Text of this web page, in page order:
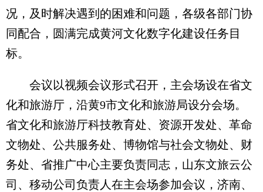
况，及时解决遇到的困难和问题，各级各部门协
同配合，圆满完成黄河文化数字化建设任务目
标。
会议以视频会议形式召开，主会场设在省文
化和旅游厅，沿黄9市文化和旅游局设分会场。
省文化和旅游厅科技教育处、资源开发处、革命
文物处、公共服务处、博物馆与社会文物处、财
务处、省推广中心主要负责同志，山东文旅云公
司、移动公司负责人在主会场参加会议，济南、